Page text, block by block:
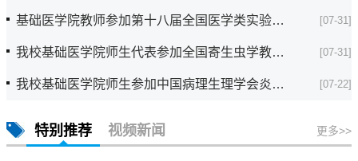
基础医学院教师参加第十八届全国医学类实验教学... [07-31]
我校基础医学院师生代表参加全国寄生虫学教学改... [07-31]
我校基础医学院师生参加中国病理生理学会炎症发... [07-22]
特别推荐 视频新闻 更多>>